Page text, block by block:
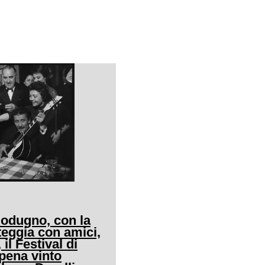
con la
con amici,
il Festival di
vinto